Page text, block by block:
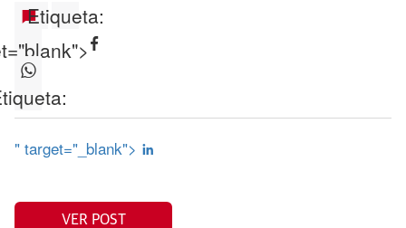
Etiqueta:
" target="_blank">
VER POST